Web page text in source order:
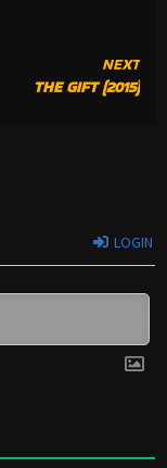
NEXT
THE GIFT (2015)
LOGIN